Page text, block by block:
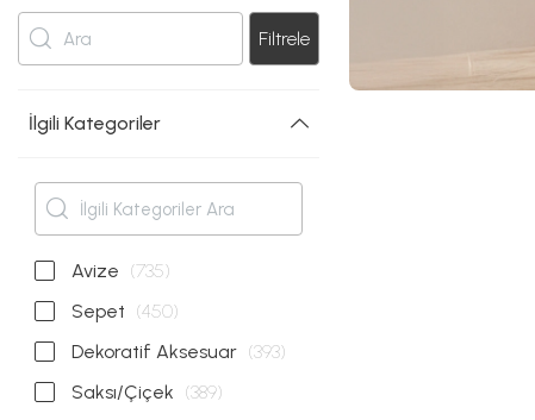
Filtrele
İlgili Kategoriler
Avize (735)
Sepet (450)
Dekoratif Aksesuar (393)
Saksı/Çiçek (389)